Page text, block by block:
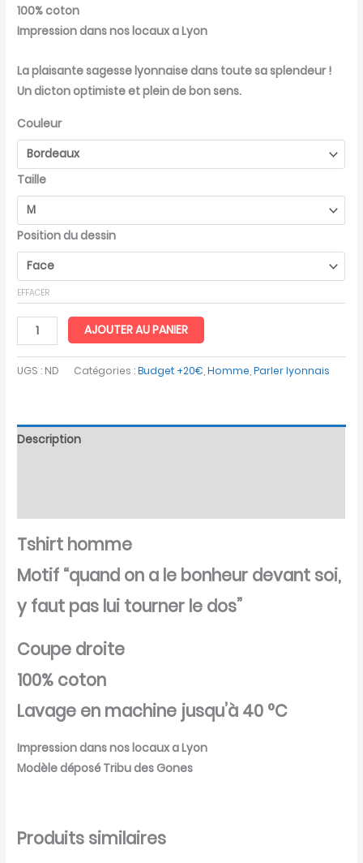
100% coton
Impression dans nos locaux a Lyon
La plaisante sagesse lyonnaise dans toute sa splendeur !
Un dicton optimiste et plein de bon sens.
Couleur
Taille
Position du dessin
EFFACER
AJOUTER AU PANIER
UGS : ND Catégories :Budget +20€ ,Homme ,Parler lyonnais
Description
Tshirt homme
Motif “quand on a le bonheur devant soi,
y faut pas lui tourner le dos”
Coupe droite
100% coton
Lavage en machine jusqu’à 40 °C
Impression dans nos locaux a Lyon
Modèle déposé Tribu des Gones
Produits similaires